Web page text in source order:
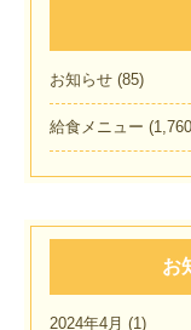
お知らせ (85)
給食メニュー
お
2024年4月 (1)